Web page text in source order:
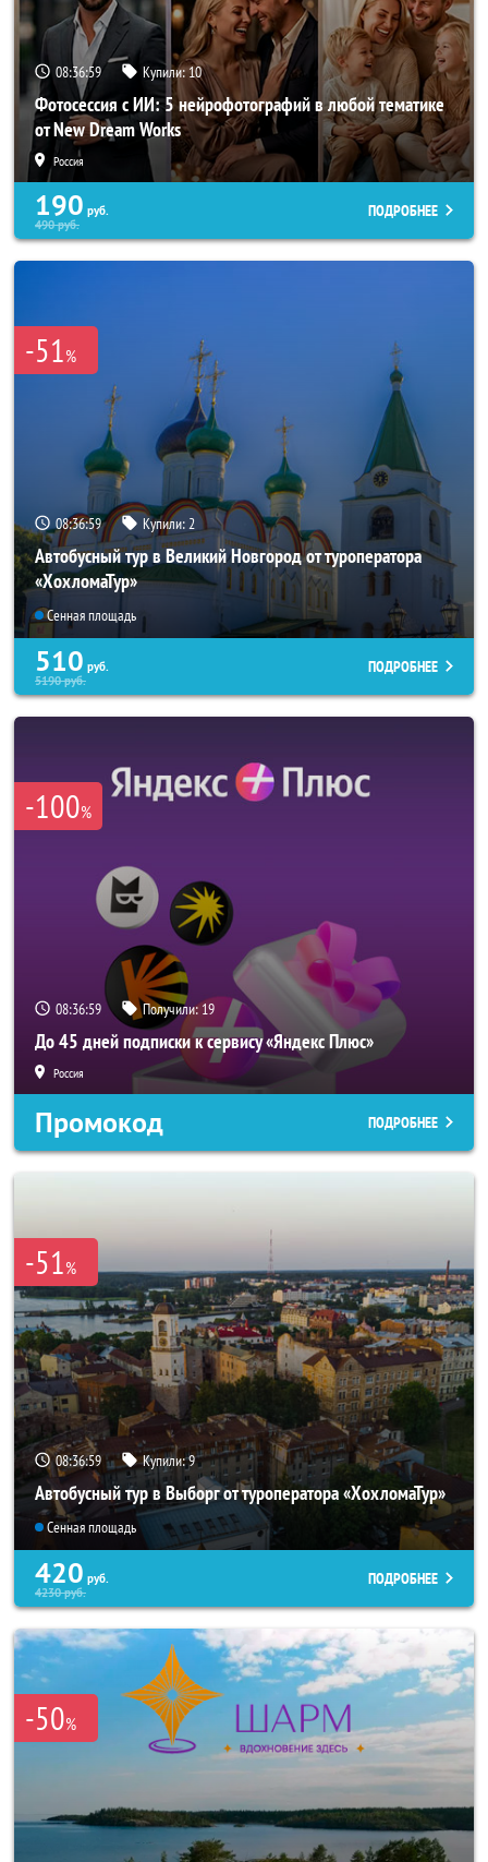
08:36:57 Купили:10
Фотосессия с ИИ: 5 нейрофотографий в любой тематике
от New Dream Works
Россия
190 руб.
490руб.
ПОДРОБНЕЕ
-51%
08:36:57 Купили: 2
Автобусный тур в Великий Новгород от туроператора
«ХохломаТур»
Сенная площадь
510 руб.
5190руб.
ПОДРОБНЕЕ
-100%
08:36:57 Получили:19
До 45 дней подписки к сервису «Яндекс Плюс»
Россия
Промокод ПОДРОБНЕЕ
-51%
08:36:57 Купили:9
Автобусный тур в Выборг от туроператора «ХохломаТур»
Сенная площадь
420 руб.
4230руб.
ПОДРОБНЕЕ
-50%